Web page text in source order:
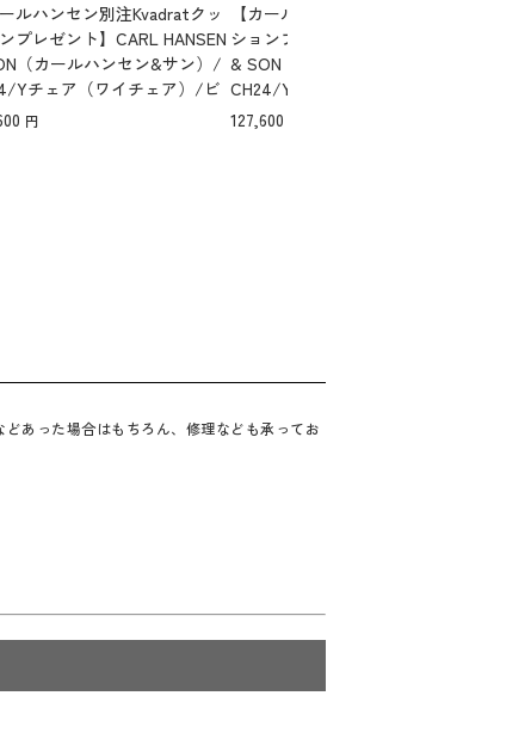
ールハンセン別注Kvadratクッ
プレゼント】CARL HANSEN
（カールハンセン&サン）/
Yチェア（ワイチェア）/ビ
/SOFT by Ilse Crawford/PE
【カールハンセン別注Kvadratクッ
ションプレゼント】CARL HANSEN
& SON（カールハンセン&サン）/
CH24/Yチェア（ワイチェア）/ビ
ーチ材/SOFT by Ilse Crawford/BA
127,600
あった場合はもちろん、修理なども承ってお